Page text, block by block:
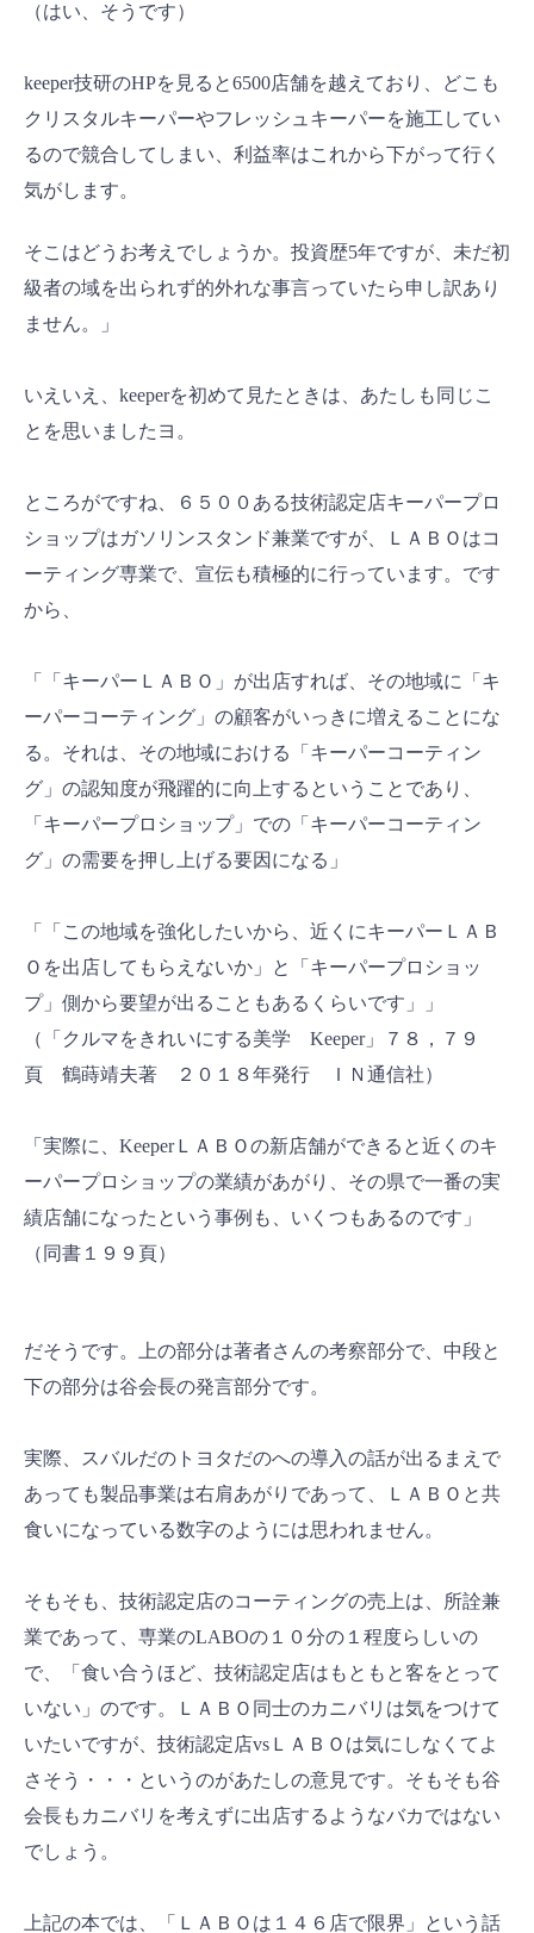
（はい、そうです）
keeper技研のHPを見ると6500店舗を越えており、どこも
クリスタルキーパーやフレッシュキーパーを施工してい
るので競合してしまい、利益率はこれから下がって行く
気がします。
そこはどうお考えでしょうか。投資歴5年ですが、未だ初
級者の域を出られず的外れな事言っていたら申し訳あり
ません。」
いえいえ、keeperを初めて見たときは、あたしも同じこ
とを思いましたヨ。
ところがですね、６５００ある技術認定店キーパープロ
ショップはガソリンスタンド兼業ですが、ＬＡＢＯはコ
ーティング専業で、宣伝も積極的に行っています。です
から、
「「キーパーＬＡＢＯ」が出店すれば、その地域に「キ
ーパーコーティング」の顧客がいっきに増えることにな
る。それは、その地域における「キーパーコーティン
グ」の認知度が飛躍的に向上するということであり、
「キーパープロショップ」での「キーパーコーティン
グ」の需要を押し上げる要因になる」
「「この地域を強化したいから、近くにキーパーＬＡＢ
Ｏを出店してもらえないか」と「キーパープロショッ
プ」側から要望が出ることもあるくらいです」」
（「クルマをきれいにする美学 Keeper」７８，７９
頁 鶴蒔靖夫著 ２０１８年発行 ＩＮ通信社）
「実際に、KeeperＬＡＢＯの新店舗ができると近くのキ
ーパープロショップの業績があがり、その県で一番の実
績店舗になったという事例も、いくつもあるのです」
（同書１９９頁）
だそうです。上の部分は著者さんの考察部分で、中段と
下の部分は谷会長の発言部分です。
実際、スバルだのトヨタだのへの導入の話が出るまえで
あっても製品事業は右肩あがりであって、ＬＡＢＯと共
食いになっている数字のようには思われません。
そもそも、技術認定店のコーティングの売上は、所詮兼
業であって、専業のLABOの１０分の１程度らしいの
で、「食い合うほど、技術認定店はもともと客をとって
いない」のです。ＬＡＢＯ同士のカニバリは気をつけて
いたいですが、技術認定店vsＬＡＢＯは気にしなくてよ
さそう・・・というのがあたしの意見です。そもそも谷
会長もカニバリを考えずに出店するようなバカではない
でしょう。
上記の本では、「ＬＡＢＯは１４６店で限界」という話